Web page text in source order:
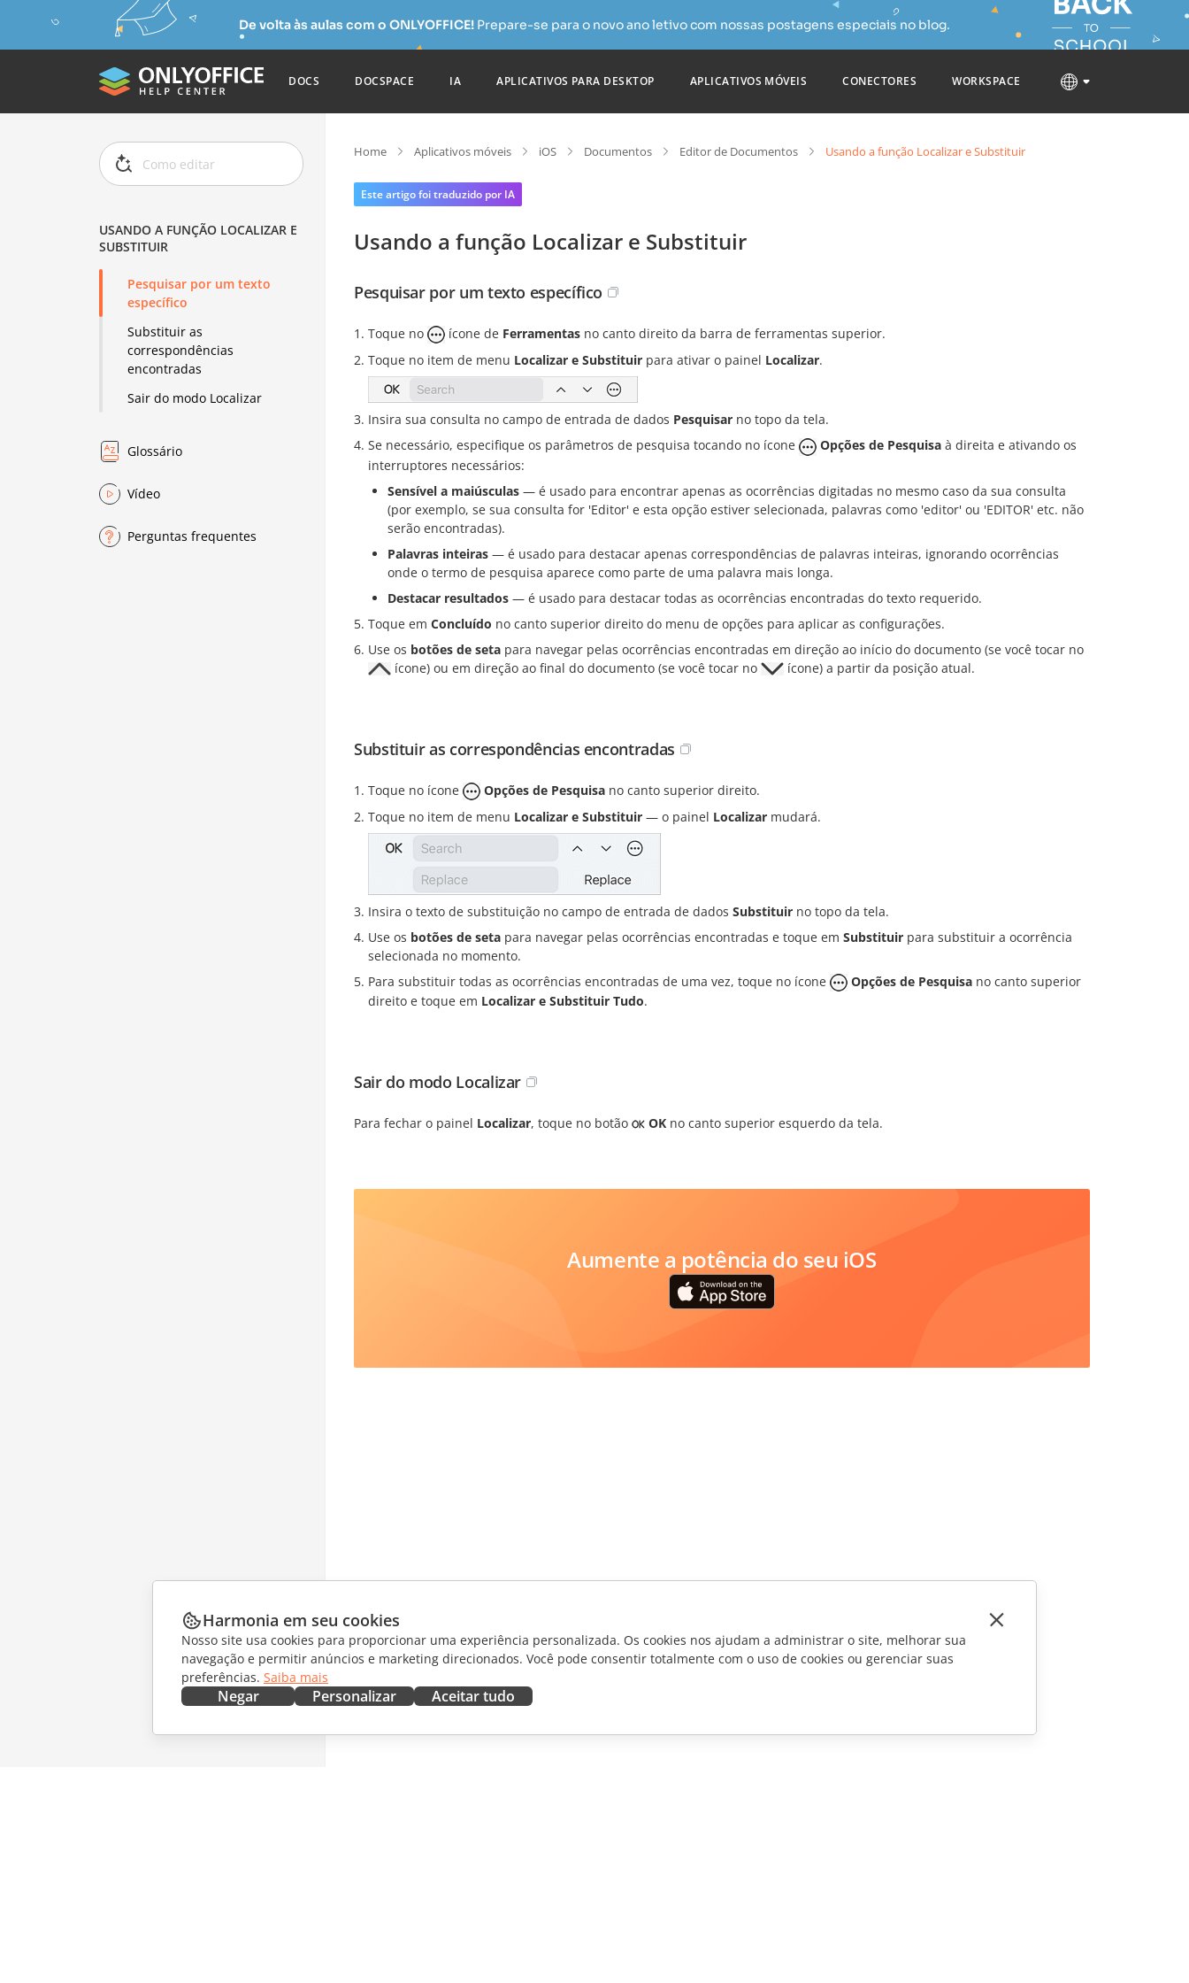
De volta às aulas com o ONLYOFFICE! Prepare-se para o novo ano letivo com nossas postagens especiais no blog.
DOCS DOCSPACE IA APLICATIVOS PARA DESKTOP APLICATIVOS MÓVEIS CONECTORES WORKSPACE
USANDO A FUNÇÃO LOCALIZAR E
SUBSTITUIR
Pesquisar por um texto
específico
Substituir as
correspondências
encontradas
Sair do modo Localizar
Glossário
Vídeo
Perguntas frequentes
Home Aplicativos móveis iOS Documentos Editor de Documentos Usando a função Localizar e Substituir
Este artigo foi traduzido por IA
Usando a função Localizar e Substituir
Pesquisar por um texto específico
Toque no ícone de Ferramentas no canto direito da barra de ferramentas superior.
Toque no item de menu Localizar e Substituir para ativar o painel Localizar.
Insira sua consulta no campo de entrada de dados Pesquisar no topo da tela.
Se necessário, especifique os parâmetros de pesquisa tocando no ícone
Opções de Pesquisa à direita e ativando os
interruptores necessários:
Sensível a maiúsculas — é usado para encontrar apenas as ocorrências digitadas no mesmo caso da sua consulta
(por exemplo, se sua consulta for 'Editor' e esta opção estiver selecionada, palavras como 'editor' ou 'EDITOR' etc. não
serão encontradas).
Palavras inteiras — é usado para destacar apenas correspondências de palavras inteiras, ignorando ocorrências
onde o termo de pesquisa aparece como parte de uma palavra mais longa.
Destacar resultados — é usado para destacar todas as ocorrências encontradas do texto requerido.
Toque em Concluído no canto superior direito do menu de opções para aplicar as configurações.
Use os botões de seta para navegar pelas ocorrências encontradas em direção ao início do documento (se você tocar no
ícone) ou em direção ao final do documento (se você tocar no
ícone) a partir da posição atual.
Substituir as correspondências encontradas
Toque no ícone Opções de Pesquisa no canto superior direito.
Toque no item de menu Localizar e Substituir — o painel Localizar mudará.
Insira o texto de substituição no campo de entrada de dados Substituir no topo da tela.
Use os botões de seta para navegar pelas ocorrências encontradas e toque em Substituir para substituir a ocorrência
selecionada no momento.
Para substituir todas as ocorrências encontradas de uma vez, toque no ícone
Opções de Pesquisa no canto superior
direito e toque em Localizar e Substituir Tudo.
Sair do modo Localizar
Para fechar o painel Localizar, toque no botão OK no canto superior esquerdo da tela.
Aumente a potência do seu iOS
Harmonia em seu cookies
Nosso site usa cookies para proporcionar uma experiência personalizada. Os cookies nos ajudam a administrar o site, melhorar sua
navegação e permitir anúncios e marketing direcionados. Você pode consentir totalmente com o uso de cookies ou gerenciar suas
preferências. Saiba mais
Negar Personalizar Aceitar tudo